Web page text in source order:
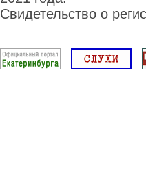
Свидетельство о